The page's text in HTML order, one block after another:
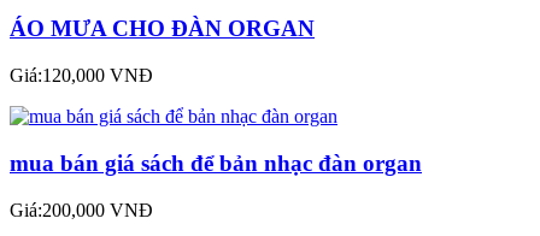
ÁO MƯA CHO ĐÀN ORGAN
Giá:120,000 VNĐ
mua bán giá sách để bản nhạc đàn organ
Giá:200,000 VNĐ